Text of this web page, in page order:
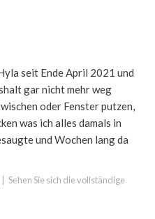
seit Ende April 2021 und
gar nicht mehr weg
oder Fenster putzen,
was ich alles damals in
und Wochen lang da
Sehen Sie sich die vollständige